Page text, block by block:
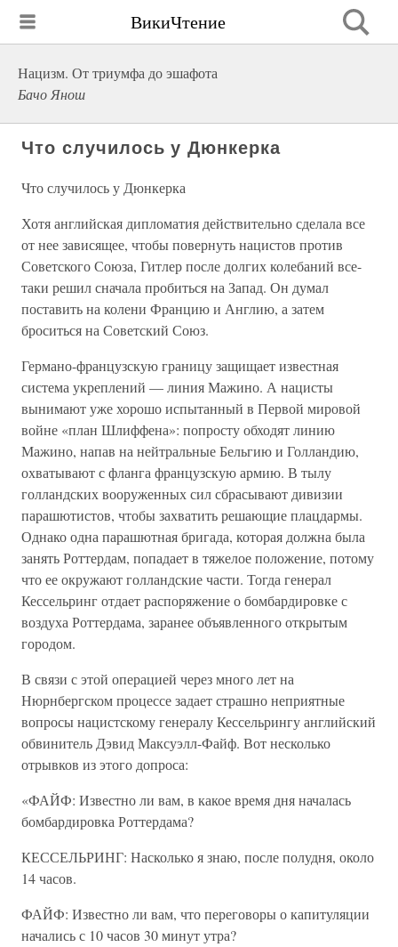
ВикиЧтение
Нацизм. От триумфа до эшафота
Бачо Янош
Что случилось у Дюнкерка
Что случилось у Дюнкерка
Хотя английская дипломатия действительно сделала все
от нее зависящее, чтобы повернуть нацистов против
Советского Союза, Гитлер после долгих колебаний все-
таки решил сначала пробиться на Запад. Он думал
поставить на колени Францию и Англию, а затем
броситься на Советский Союз.
Германо-французскую границу защищает известная
система укреплений — линия Мажино. А нацисты
вынимают уже хорошо испытанный в Первой мировой
войне «план Шлиффена»: попросту обходят линию
Мажино, напав на нейтральные Бельгию и Голландию,
охватывают с фланга французскую армию. В тылу
голландских вооруженных сил сбрасывают дивизии
парашютистов, чтобы захватить решающие плацдармы.
Однако одна парашютная бригада, которая должна была
занять Роттердам, попадает в тяжелое положение, потому
что ее окружают голландские части. Тогда генерал
Кессельринг отдает распоряжение о бомбардировке с
воздуха Роттердама, заранее объявленного открытым
городом.
В связи с этой операцией через много лет на
Нюрнбергском процессе задает страшно неприятные
вопросы нацистскому генералу Кессельрингу английский
обвинитель Дэвид Максуэлл-Файф. Вот несколько
отрывков из этого допроса:
«ФАЙФ: Известно ли вам, в какое время дня началась
бомбардировка Роттердама?
КЕССЕЛЬРИНГ: Насколько я знаю, после полудня, около
14 часов.
ФАЙФ: Известно ли вам, что переговоры о капитуляции
начались с 10 часов 30 минут утра?